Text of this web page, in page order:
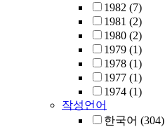
1982 (7)
1981 (2)
1980 (2)
1979 (1)
1978 (1)
1977 (1)
1974 (1)
작성언어
한국어 (304)